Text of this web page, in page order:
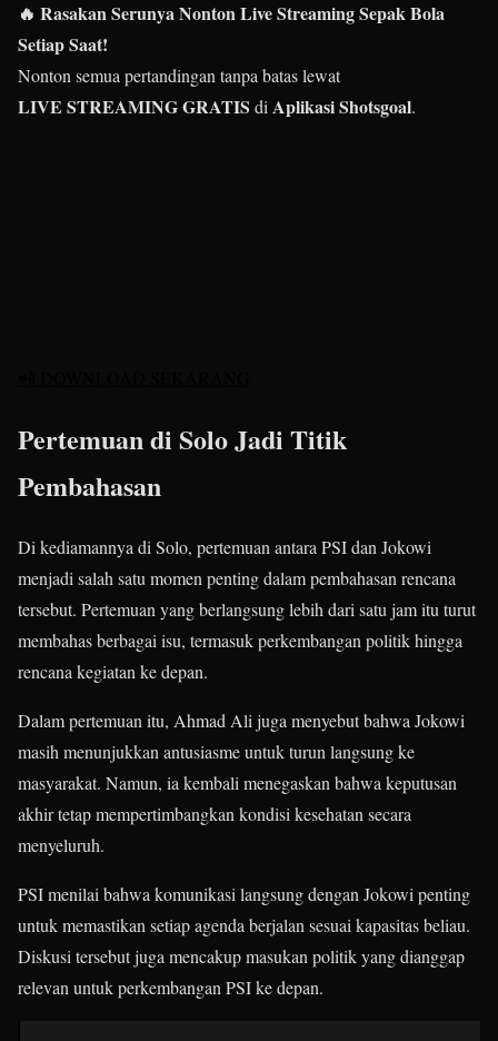
🔥 Rasakan Serunya Nonton Live Streaming Sepak Bola
Setiap Saat!
Nonton semua pertandingan tanpa batas lewat
LIVE STREAMING GRATIS di Aplikasi Shotsgoal.
Pertemuan di Solo Jadi Titik
Pembahasan
Di kediamannya di Solo, pertemuan antara PSI dan Jokowi
menjadi salah satu momen penting dalam pembahasan rencana
tersebut. Pertemuan yang berlangsung lebih dari satu jam itu turut
membahas berbagai isu, termasuk perkembangan politik hingga
rencana kegiatan ke depan.
Dalam pertemuan itu, Ahmad Ali juga menyebut bahwa Jokowi
masih menunjukkan antusiasme untuk turun langsung ke
masyarakat. Namun, ia kembali menegaskan bahwa keputusan
akhir tetap mempertimbangkan kondisi kesehatan secara
menyeluruh.
PSI menilai bahwa komunikasi langsung dengan Jokowi penting
untuk memastikan setiap agenda berjalan sesuai kapasitas beliau.
Diskusi tersebut juga mencakup masukan politik yang dianggap
relevan untuk perkembangan PSI ke depan.